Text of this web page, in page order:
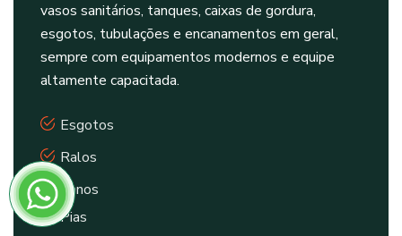
vasos sanitários, tanques, caixas de gordura,
esgotos, tubulações e encanamentos em geral,
sempre com equipamentos modernos e equipe
altamente capacitada.
Esgotos
Ralos
Canos
Pias